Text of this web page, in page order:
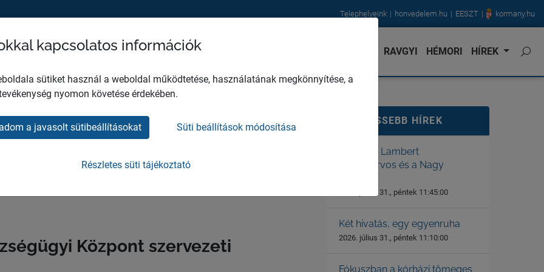
Telephelyeink honvedelem.hu EESZT kormany.hu
MH EGÉSZSÉGÜGYI KÖZPONT RAVGYI HÉMORI HÍREK
- MH
Központ szervezeti
LEGFRISSEBB HÍREK
Dr. Gerstl Lambert
főtörzsorvos és a Nagy
2026. július 31., péntek 11:45:00
Két hivatás, egy egyenruha
2026. július 31., péntek 11:10:00
Fókuszban a kórházi tömeges
kapcsolatos információk
sütiket használ a weboldal működtetése, használatának megkönnyítése, a
nyomon követése érdekében.
a javasolt sütibeállításokat Süti beállítások módosítása
Részletes süti tájékoztató